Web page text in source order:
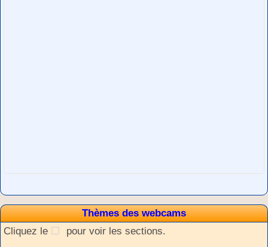
Thèmes des webcams
Cliquez le
pour voir les sections.